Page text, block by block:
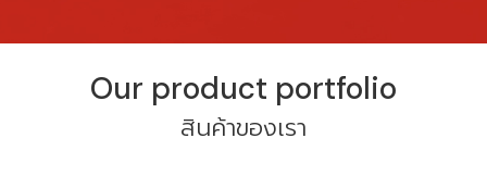
Our product portfolio
สินค้าของเรา